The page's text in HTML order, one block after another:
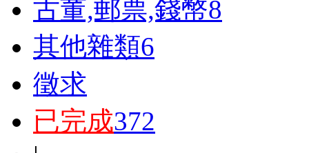
古董,郵票,錢幣8
其他雜類6
徵求
已完成372